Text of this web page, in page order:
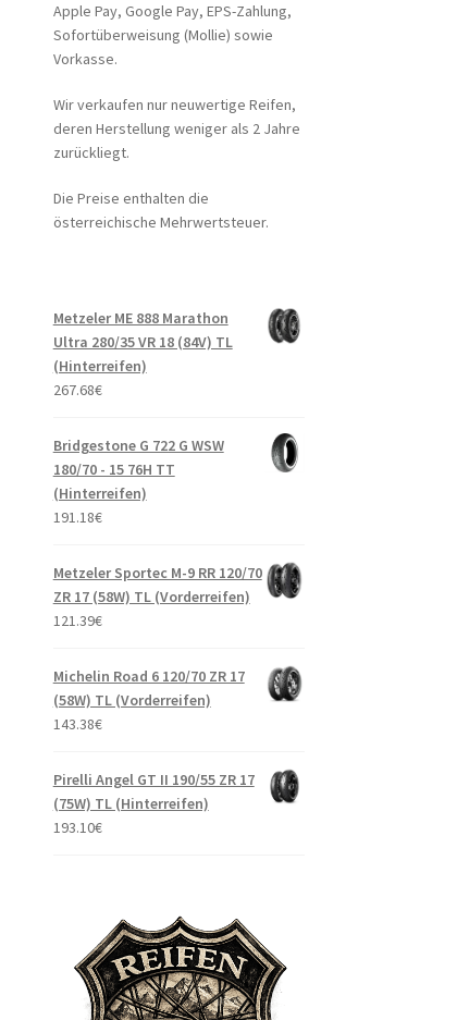
Apple Pay, Google Pay, EPS-Zahlung,
Sofortüberweisung (Mollie) sowie
Vorkasse.
Wir verkaufen nur neuwertige Reifen,
deren Herstellung weniger als 2 Jahre
zurückliegt.
Die Preise enthalten die
österreichische Mehrwertsteuer.
Metzeler ME 888 Marathon
Ultra 280/35 VR 18 (84V) TL
(Hinterreifen)
267.68€
Bridgestone G 722 G WSW
180/70 - 15 76H TT
(Hinterreifen)
191.18€
Metzeler Sportec M-9 RR 120/70
ZR 17 (58W) TL (Vorderreifen)
121.39€
Michelin Road 6 120/70 ZR 17
(58W) TL (Vorderreifen)
143.38€
Pirelli Angel GT II 190/55 ZR 17
(75W) TL (Hinterreifen)
193.10€